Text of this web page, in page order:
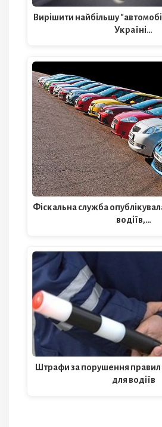
Вирішити найбільшу
Україні…
Фіскальна служба
водіїв,…
Штрафи за порушення
для водіїв